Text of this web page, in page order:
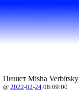
Пишет Misha
@ 2022-02-24 08:09:00